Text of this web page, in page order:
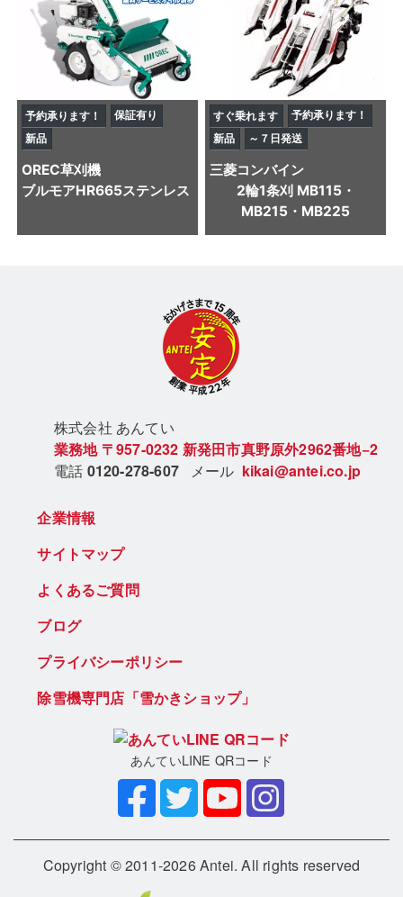
予約承ります！
保証有り
新品
OREC草刈機
ブルモアHR665ステンレス
すぐ乗れます
予約承ります！
新品
～７日発送
三菱コンバイン
2輪1条刈 MB115・
MB215・MB225
株式会社 あんてい
業務地 〒957-0232 新発田市真野原外2962番地−2
電話 0120-278-607 メール kikai@antei.co.jp
企業情報
サイトマップ
よくあるご質問
ブログ
プライバシーポリシー
除雪機専門店「雪かきショップ」
あんていLINE QRコード
Copyright © 2011-2026 Antei. All rights reserved